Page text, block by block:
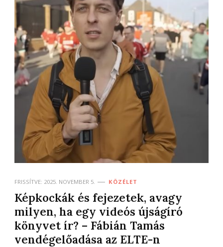
FRISSÍTVE: 2025. NOVEMBER 5. KÖZÉLET
Képkockák és fejezetek, avagy
milyen, ha egy videós újságíró
könyvet ír? – Fábián Tamás
vendégelőadása az ELTE-n